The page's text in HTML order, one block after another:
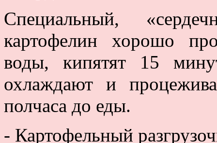
Специальный,
картофелин хорошо
воды, кипятят 15
охлаждают и
полчаса до еды.
- Картофельный